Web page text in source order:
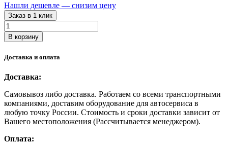
Нашли дешевле — снизим цену
Заказ в 1 клик
Количество
товара
N3203
Домкрат
с
насадкой,
3
тонны
В корзину
Доставка и оплата
Доставка:
Самовывоз либо доставка. Работаем со всеми транспортными
компаниями, доставим оборудование для автосервиса в
любую точку России. Стоимость и сроки доставки зависит от
Вашего местоположения (Рассчитывается менеджером).
Оплата: